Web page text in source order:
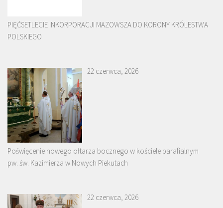
PIĘĆSETLECIE INKORPORACJI MAZOWSZA DO KORONY KRÓLESTWA
POLSKIEGO
22 czerwca, 2026
Poświęcenie nowego ołtarza bocznego w kościele parafialnym
pw. św. Kazimierza w Nowych Piekutach
22 czerwca, 2026